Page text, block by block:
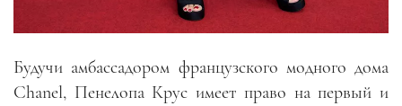
Будучи амбассадором французского модного дома
Chanel, Пенелопа Крус имеет право на первый и